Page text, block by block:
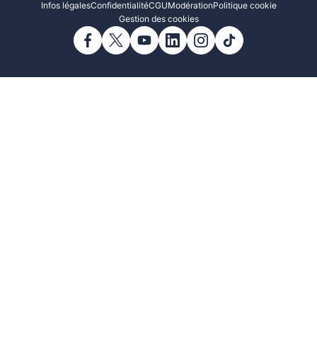
Infos légalesConfidentialitéCGUModérationPolitique cookie
Gestion des cookies